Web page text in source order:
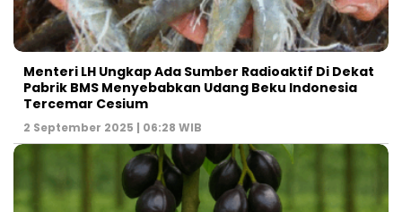
Menteri LH Ungkap Ada Sumber Radioaktif Di Dekat
Pabrik BMS Menyebabkan Udang Beku Indonesia
Tercemar Cesium
2 September 2025 | 06:28 WIB